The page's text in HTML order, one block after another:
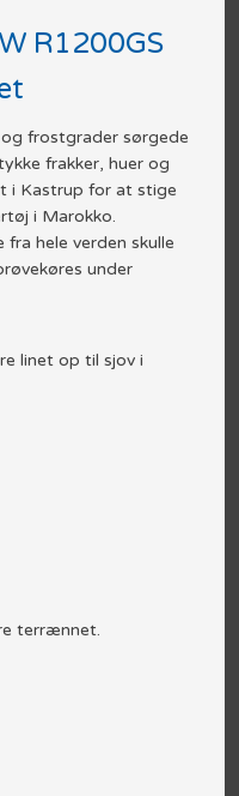
R1200GS
frostgrader sørgede
frakker, huer og
i Kastrup for at stige
i Marokko.
hele verden skulle
under
linet op til sjov i
terrænnet.​